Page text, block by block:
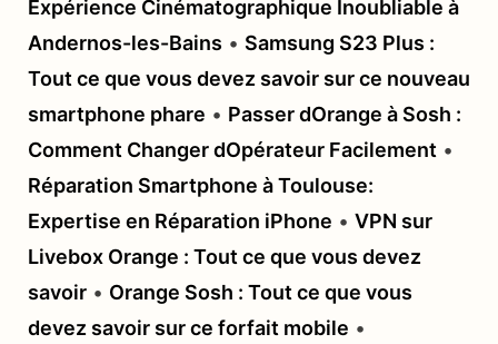
Expérience Cinématographique Inoubliable à
Andernos-les-Bains • Samsung S23 Plus :
Tout ce que vous devez savoir sur ce nouveau
smartphone phare • Passer dOrange à Sosh :
Comment Changer dOpérateur Facilement •
Réparation Smartphone à Toulouse:
Expertise en Réparation iPhone • VPN sur
Livebox Orange : Tout ce que vous devez
savoir • Orange Sosh : Tout ce que vous
devez savoir sur ce forfait mobile •